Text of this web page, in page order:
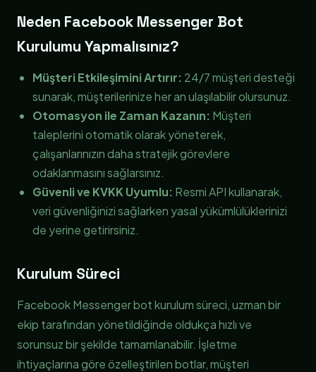
Neden Facebook Messenger Bot
Kurulumu Yapmalısınız?
Müşteri Etkileşimini Artırır: 24/7 müşteri desteği
sunarak, müşterilerinize her an ulaşılabilir olursunuz.
Otomasyon ile Zaman Kazanın: Müşteri
taleplerini otomatik olarak yöneterek,
çalışanlarınızın daha stratejik görevlere
odaklanmasını sağlarsınız.
Güvenli ve KVKK Uyumlu: Resmi API kullanarak,
veri güvenliğinizi sağlarken yasal yükümlülüklerinizi
de yerine getirirsiniz.
Kurulum Süreci
Facebook Messenger bot kurulum süreci, uzman bir
ekip tarafından yönetildiğinde oldukça hızlı ve
sorunsuz bir şekilde tamamlanabilir. İşletme
ihtiyaçlarına göre özelleştirilen botlar, müşteri